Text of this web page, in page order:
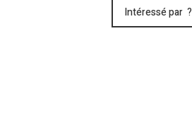
Intéressé par ?